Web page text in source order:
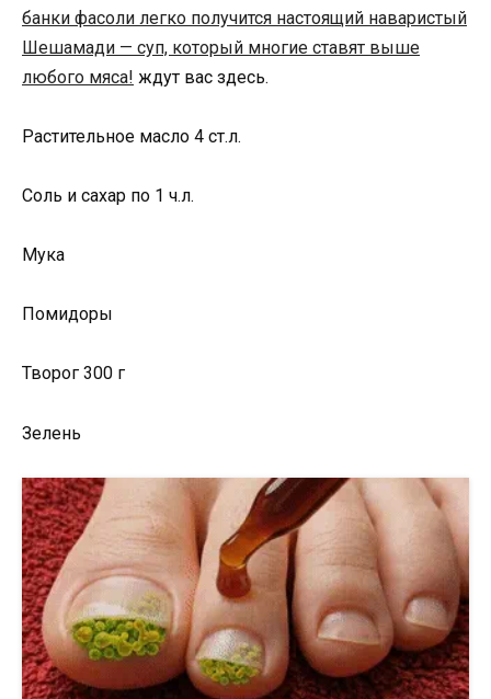
банки фасоли легко получится настоящий наваристый
Шешамади — суп, который многие ставят выше
любого мяса! ждут вас здесь.
Растительное масло 4 ст.л.
Соль и сахар по 1 ч.л.
Мука
Помидоры
Творог 300 г
Зелень